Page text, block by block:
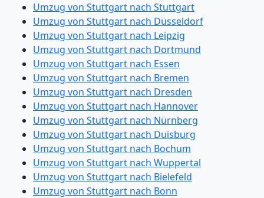
Umzug von Stuttgart nach Stuttgart
Umzug von Stuttgart nach Düsseldorf
Umzug von Stuttgart nach Leipzig
Umzug von Stuttgart nach Dortmund
Umzug von Stuttgart nach Essen
Umzug von Stuttgart nach Bremen
Umzug von Stuttgart nach Dresden
Umzug von Stuttgart nach Hannover
Umzug von Stuttgart nach Nürnberg
Umzug von Stuttgart nach Duisburg
Umzug von Stuttgart nach Bochum
Umzug von Stuttgart nach Wuppertal
Umzug von Stuttgart nach Bielefeld
Umzug von Stuttgart nach Bonn